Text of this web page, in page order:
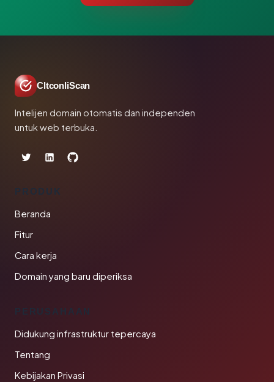
CltconliScan
Intelijen domain otomatis dan independen
untuk web terbuka.
PRODUK
Beranda
Fitur
Cara kerja
Domain yang baru diperiksa
PERUSAHAAN
Didukung infrastruktur tepercaya
Tentang
Kebijakan Privasi